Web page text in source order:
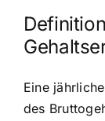
Eine
des